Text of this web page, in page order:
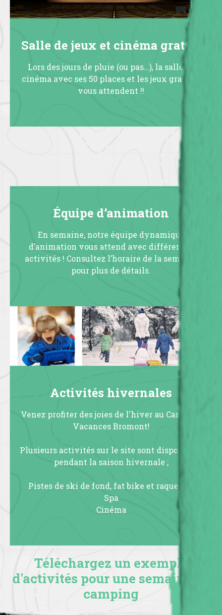
Salle de jeux et cinéma gratuit
Lors des jours de pluie (ou pas…), la salle de
cinéma avec ses 50 places et les jeux gratuits
vous attendent !!
Équipe d’animation
En semaine, notre équipe dynamique
d’animation vous attend avec différentes
activités ! Consultez l’horaire de la semaine
pour plus de détails.
Activités hivernales
Venez profiter des joies de l'hiver au Camping
Vacances Bromont!
Plusieurs activités sur le site sont disponibles
pendant la saison hivernale ;
Pistes de ski de fond, fat bike et raquettes
Spa
Cinéma
Téléchargez un exemple
d'activités pour une semaine au
camping